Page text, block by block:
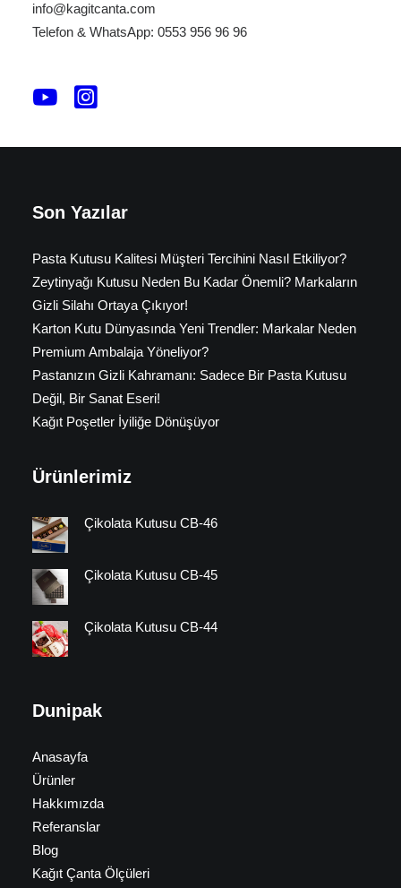
info@kagitcanta.com
Telefon & WhatsApp: 0553 956 96 96
logo baskılı pizza altlığı
Son Yazılar
Pasta Kutusu Kalitesi Müşteri Tercihini Nasıl Etkiliyor?
Zeytinyağı Kutusu Neden Bu Kadar Önemli? Markaların
Gizli Silahı Ortaya Çıkıyor!
Karton Kutu Dünyasında Yeni Trendler: Markalar Neden
Premium Ambalaja Yöneliyor?
Pastanızın Gizli Kahramanı: Sadece Bir Pasta Kutusu
Değil, Bir Sanat Eseri!
Kağıt Poşetler İyiliğe Dönüşüyor
Ürünlerimiz
Çikolata Kutusu CB-46
Çikolata Kutusu CB-45
Çikolata Kutusu CB-44
Dunipak
Anasayfa
Ürünler
Hakkımızda
Referanslar
Blog
Kağıt Çanta Ölçüleri